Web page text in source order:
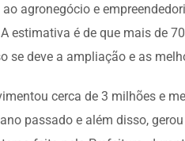
agronegócio e
estimativa é de que mais de
se deve a ampliação e as
cerca de 3 milhões e
passado e além disso,